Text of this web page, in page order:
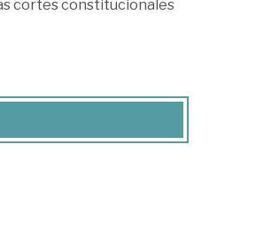
cortes constitucionales